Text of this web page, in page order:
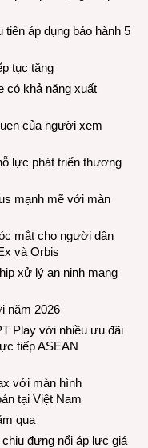
áp dụng bảo hành 5
tục tăng
có khả năng xuất
của người xem
lực phát triển thương
mạnh mẽ với màn
mắt cho người dân
và Orbis
xử lý an ninh mạng
năm 2026
Play với nhiều ưu đãi
tiếp ASEAN
với màn hình
tại Việt Nam
qua
đựng nổi áp lực giá